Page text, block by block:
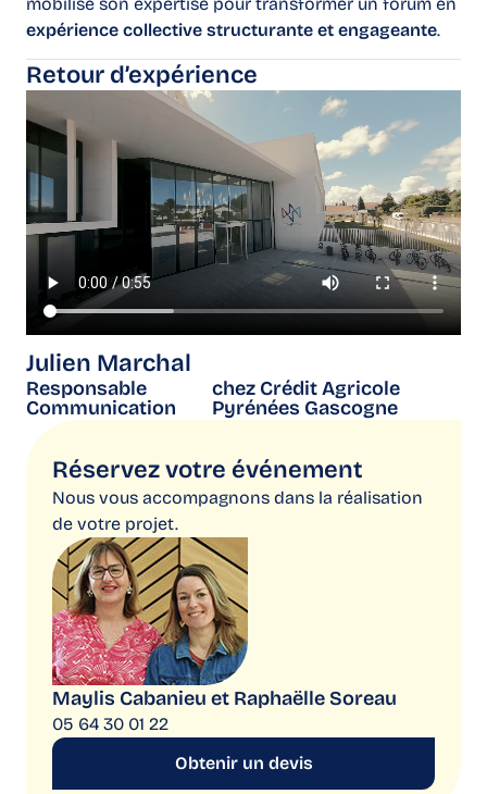
expérience collective structurante et engageante.
Retour d’expérience
Julien Marchal
Responsable
Communication
chez Crédit Agricole
Pyrénées Gascogne
Réservez votre événement
Nous vous accompagnons dans la réalisation
de votre projet.
Maylis Cabanieu et Raphaëlle Soreau
05 64 30 01 22
Obtenir un devis